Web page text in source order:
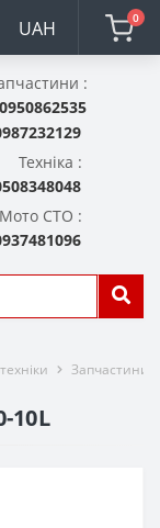
UAH 0
:
0950862535
Техніка :
Мото СТО :
Запчастини
10L